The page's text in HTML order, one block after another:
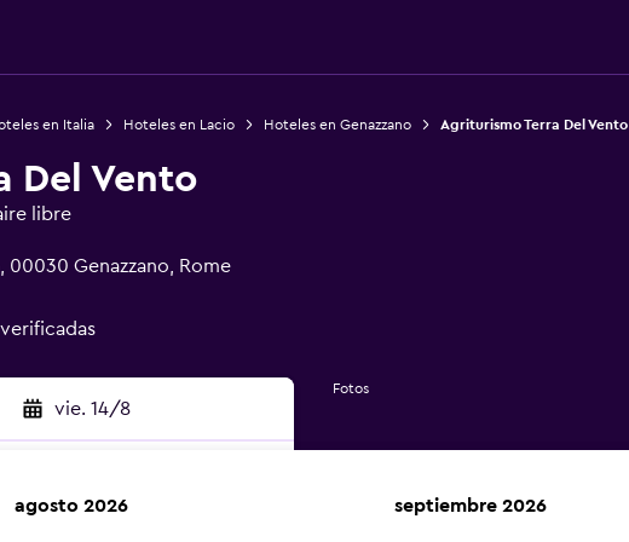
en Italia Hoteles en Lacio Hoteles en Genazzano Agriturismo Terra Del Vento
Del Vento
libre
00030 Genazzano, Rome
vie. 14/8
Fotos
agosto 2026 septiembre 2026